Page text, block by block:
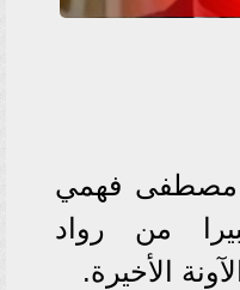
مصطفى فهمي
من رواد
الأخيرة.